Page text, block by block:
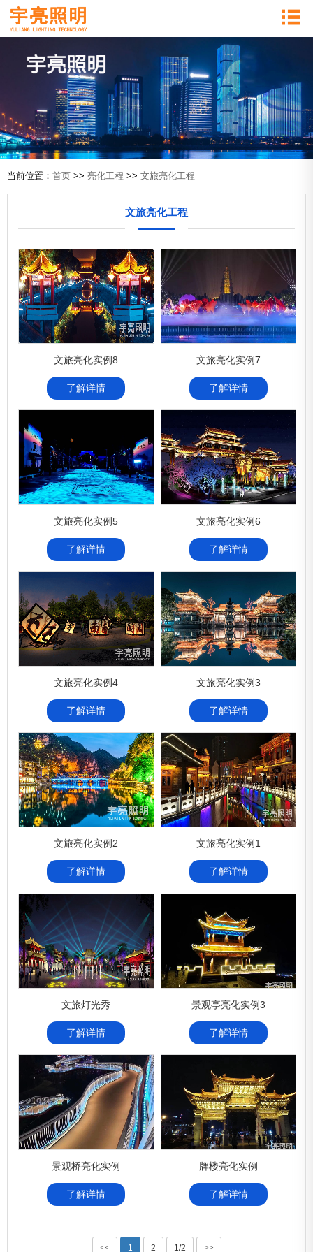
当前位置： 首页 >> 亮化工程 >> 文旅亮化工程
文旅亮化工程
文旅亮化实例8
了解详情
文旅亮化实例7
了解详情
文旅亮化实例5
了解详情
文旅亮化实例6
了解详情
文旅亮化实例4
了解详情
文旅亮化实例3
了解详情
文旅亮化实例2
了解详情
文旅亮化实例1
了解详情
文旅灯光秀
了解详情
景观亭亮化实例3
了解详情
景观桥亮化实例
了解详情
牌楼亮化实例
了解详情
<< 1 2 1/2 >>